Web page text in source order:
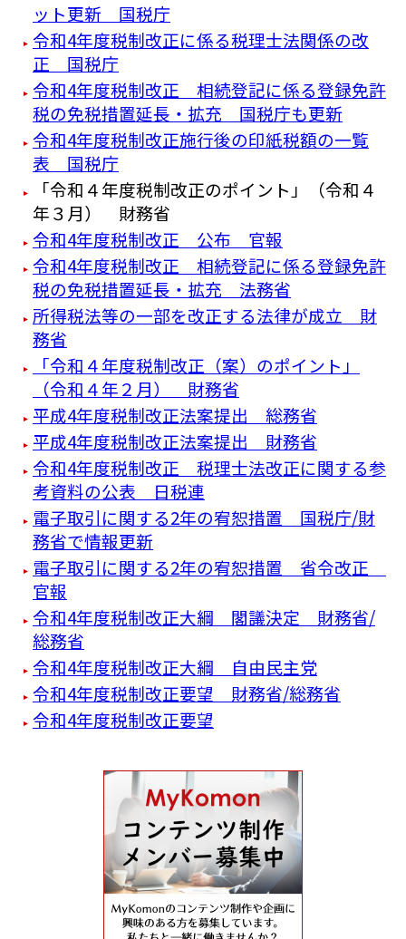
ット更新 国税庁
令和4年度税制改正に係る税理士法関係の改
正 国税庁
令和4年度税制改正 相続登記に係る登録免許
税の免税措置延長・拡充 国税庁も更新
令和4年度税制改正施行後の印紙税額の一覧
表 国税庁
「令和４年度税制改正のポイント」（令和４
年３月） 財務省
令和4年度税制改正 公布 官報
令和4年度税制改正 相続登記に係る登録免許
税の免税措置延長・拡充 法務省
所得税法等の一部を改正する法律が成立 財
務省
「令和４年度税制改正（案）のポイント」
（令和４年２月） 財務省
平成4年度税制改正法案提出 総務省
平成4年度税制改正法案提出 財務省
令和4年度税制改正 税理士法改正に関する参
考資料の公表 日税連
電子取引に関する2年の宥恕措置 国税庁/財
務省で情報更新
電子取引に関する2年の宥恕措置 省令改正
官報
令和4年度税制改正大綱 閣議決定 財務省/
総務省
令和4年度税制改正大綱 自由民主党
令和4年度税制改正要望 財務省/総務省
令和4年度税制改正要望